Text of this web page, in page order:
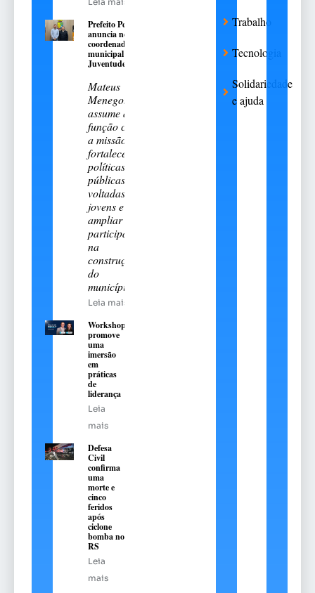
Prefeito Pedro
anuncia novo
coordenador
municipal da
Juventude
Mateus
Menegotto
assume a
função com
a missão de
fortalecer
políticas
públicas
voltadas aos
jovens e
ampliar sua
participação
na
construção
do
município
Leia mais
Workshop
promove
uma
imersão
em
práticas
de
liderança
Leia
mais
Defesa
Civil
confirma
uma
morte e
cinco
feridos
após
ciclone
bomba no
RS
Leia
mais
Trabalho
Tecnologia
Solidariedade
e ajuda